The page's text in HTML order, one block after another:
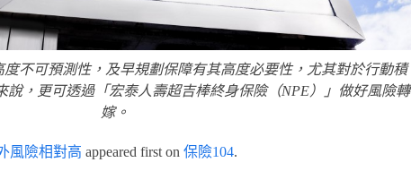
不可預測性，及早規劃保障有其高度必要性，尤其對於行動積
說，更可透過「宏泰人壽超吉棒終身保險（NPE）」做好風險轉
嫁。
風險相對高 appeared first on 保險104.